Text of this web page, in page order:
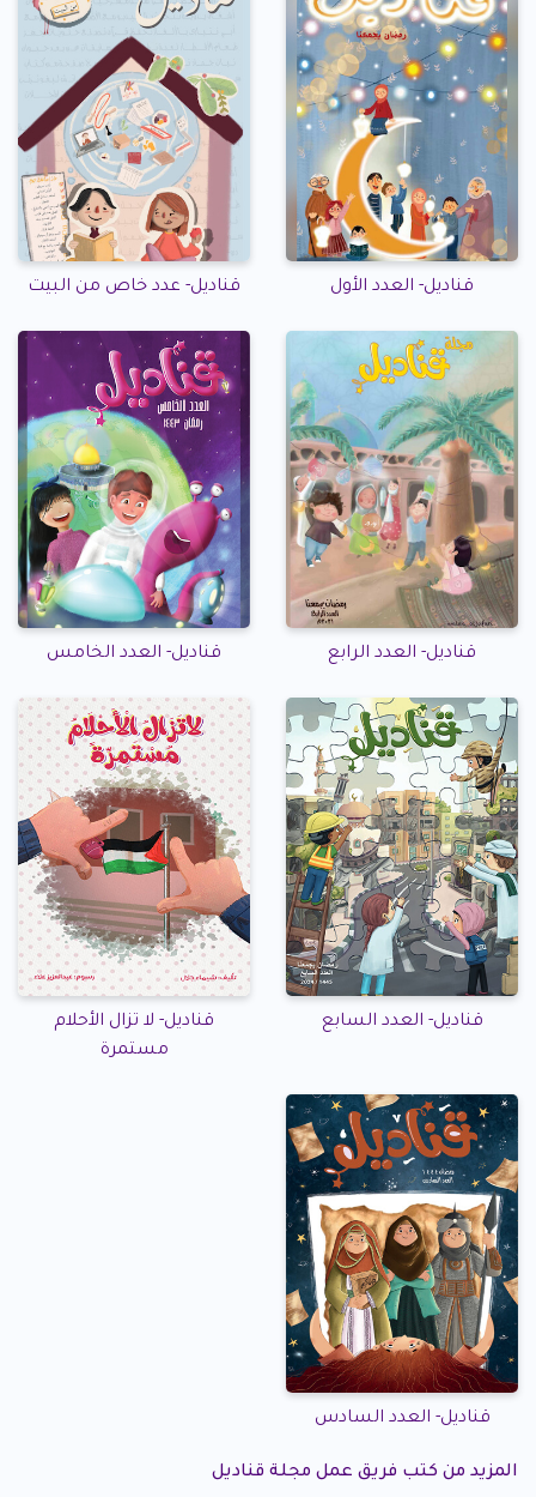
قناديل- العدد الأول قناديل- عدد خاص من البيت
قناديل- العدد الرابع قناديل- العدد الخامس
قناديل- العدد السابع
قناديل- لا تزال الأحلام
مستمرة
قناديل- العدد السادس
المزيد من كتب فريق عمل مجلة قناديل